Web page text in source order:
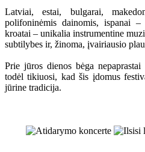
Latviai, estai, bulgarai,
polifoninėmis dainomis, ispanai –
kroatai – unikalia instrumentine
subtilybes ir, žinoma, įvairiausio
Prie jūros dienos bėga
todėl tikiuosi, kad šis įdomus
jūrine tradicija.